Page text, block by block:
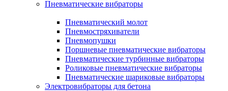
Пневматические вибраторы
Пневматический молот
Пневмостряхиватели
Пневмопушки
Поршневые пневматические вибраторы
Пневматические турбинные вибраторы
Роликовые пневматические вибраторы
Пневматические шариковые вибраторы
Электровибраторы для бетона